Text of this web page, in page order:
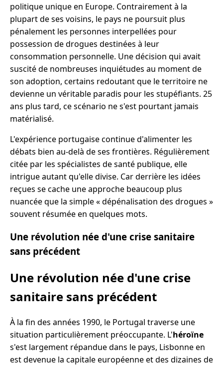
politique unique en Europe. Contrairement à la
plupart de ses voisins, le pays ne poursuit plus
pénalement les personnes interpellées pour
possession de drogues destinées à leur
consommation personnelle. Une décision qui avait
suscité de nombreuses inquiétudes au moment de
son adoption, certains redoutant que le territoire ne
devienne un véritable paradis pour les stupéfiants. 25
ans plus tard, ce scénario ne s'est pourtant jamais
matérialisé.
L'expérience portugaise continue d'alimenter les
débats bien au-delà de ses frontières. Régulièrement
citée par les spécialistes de santé publique, elle
intrigue autant qu'elle divise. Car derrière les idées
reçues se cache une approche beaucoup plus
nuancée que la simple « dépénalisation des drogues »
souvent résumée en quelques mots.
Une révolution née d'une crise sanitaire
sans précédent
Une révolution née d'une crise
sanitaire sans précédent
À la fin des années 1990, le Portugal traverse une
situation particulièrement préoccupante. L'héroïne
s'est largement répandue dans le pays, Lisbonne en
est devenue la capitale européenne et des dizaines de